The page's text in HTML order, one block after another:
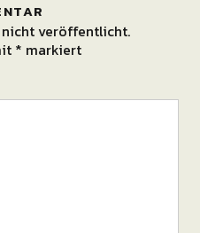
veröffentlicht.
* markiert